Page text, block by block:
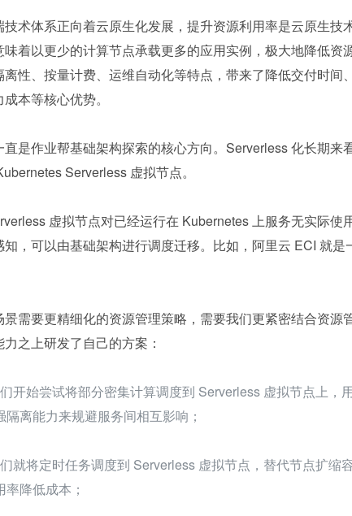
术体系正向着云原生化发展，提升资源利用率是云原生技
着以更少的计算节点承载更多的应用实例，极大地降低资
性、按量计费、运维自动化等特点，带来了降低交付时间
本等核心优势。
是作业帮基础架构探索的核心方向。Serverless 化长期来
Serverless 虚拟节点。
虚拟节点对已经运行在 Kubernetes 上服务无实际使
，可以由基础架构进行调度迁移。比如，阿里云 ECI 就是
需要更精细化的资源管理策略，需要我们更紧密结合资源
之上研发了自己的方案：
开始尝试将部分密集计算调度到 Serverless 虚拟节点上，
隔离能力来规避服务间相互影响；
就将定时任务调度到 Serverless 虚拟节点，替代节点扩缩
降低成本；